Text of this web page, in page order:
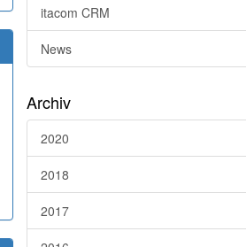
itacom CRM
News
Archiv
2020
2018
2017